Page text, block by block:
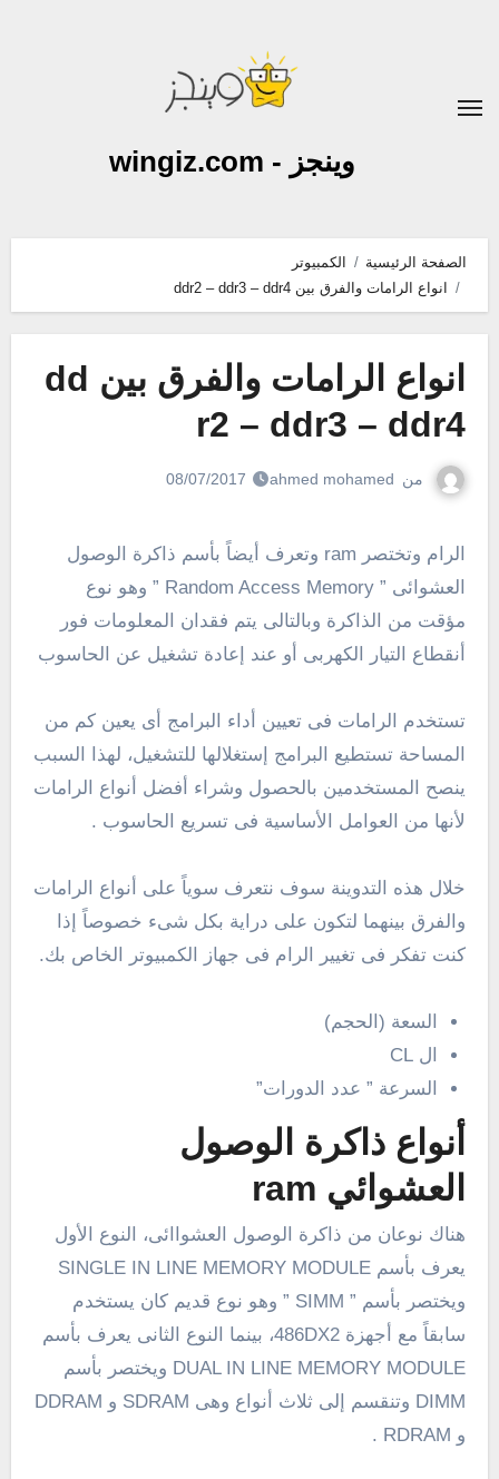
وينجز - wingiz.com
الصفحة الرئيسية
الكمبيوتر
انواع الرامات والفرق بين ddr2 – ddr3 – ddr4
انواع الرامات والفرق بين dd
r2 – ddr3 – ddr4
من ahmed mohamed
08/07/2017
العشوائى ” Random Access Memory ” وهو نوع
مؤقت من الذاكرة وبالتالى يتم فقدان المعلومات فور
أنقطاع التيار الكهربى أو عند إعادة تشغيل عن الحاسوب
تستخدم الرامات فى تعيين أداء البرامج أى يعين كم من
المساحة تستطيع البرامج إستغلالها للتشغيل، لهذا السبب
ينصح المستخدمين بالحصول وشراء أفضل أنواع الرامات
لأنها من العوامل الأساسية فى تسريع الحاسوب .
خلال هذه التدوينة سوف نتعرف سوياً على أنواع الرامات
والفرق بينهما لتكون على دراية بكل شىء خصوصاً إذا
كنت تفكر فى تغيير الرام فى جهاز الكمبيوتر الخاص بك.
السعة (الحجم)
ال CL
السرعة ” عدد الدورات”
أنواع ذاكرة الوصول
العشوائي ram
هناك نوعان من ذاكرة الوصول العشواائى، النوع الأول
يعرف بأسم SINGLE IN LINE MEMORY MODULE
ويختصر بأسم ” SIMM ” وهو نوع قديم كان يستخدم
سابقاً مع أجهزة 486DX2، بينما النوع الثانى يعرف بأسم
DUAL IN LINE MEMORY MODULE ويختصر بأسم
DIMM وتنقسم إلى ثلاث أنواع وهى SDRAM و DDRAM
و RDRAM .